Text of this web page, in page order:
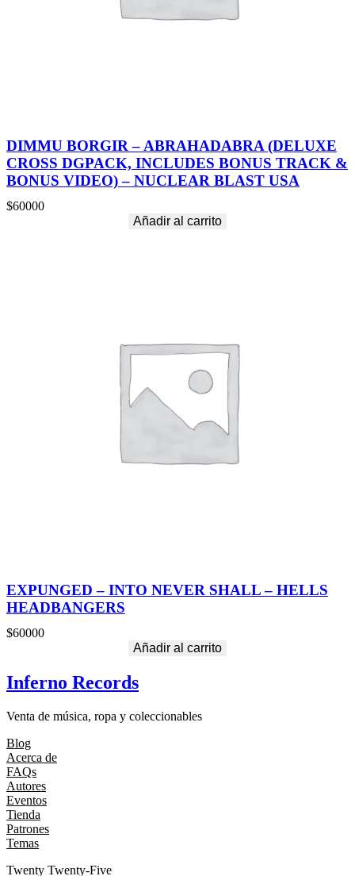
DIMMU BORGIR – ABRAHADABRA (DELUXE
CROSS DGPACK, INCLUDES BONUS TRACK &
BONUS VIDEO) – NUCLEAR BLAST USA
$60000
Añadir al carrito
EXPUNGED – INTO NEVER SHALL – HELLS
HEADBANGERS
$60000
Añadir al carrito
Inferno Records
Venta de música, ropa y coleccionables
Blog
Acerca de
FAQs
Autores
Eventos
Tienda
Patrones
Temas
Twenty Twenty-Five